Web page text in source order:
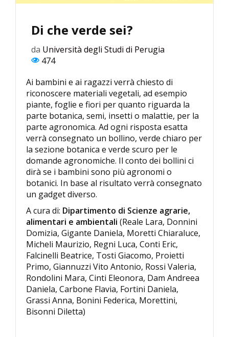
Di che verde sei?
da Università degli Studi di Perugia
474
Ai bambini e ai ragazzi verrà chiesto di
riconoscere materiali vegetali, ad esempio
piante, foglie e fiori per quanto riguarda la
parte botanica, semi, insetti o malattie, per la
parte agronomica. Ad ogni risposta esatta
verrà consegnato un bollino, verde chiaro per
la sezione botanica e verde scuro per le
domande agronomiche. Il conto dei bollini ci
dirà se i bambini sono più agronomi o
botanici. In base al risultato verrà consegnato
un gadget diverso.
A cura di: Dipartimento di Scienze agrarie,
alimentari e ambientali (Reale Lara, Donnini
Domizia, Gigante Daniela, Moretti Chiaraluce,
Micheli Maurizio, Regni Luca, Conti Eric,
Falcinelli Beatrice, Tosti Giacomo, Proietti
Primo, Giannuzzi Vito Antonio, Rossi Valeria,
Rondolini Mara, Cinti Eleonora, Dam Andreea
Daniela, Carbone Flavia, Fortini Daniela,
Grassi Anna, Bonini Federica, Morettini,
Bisonni Diletta)